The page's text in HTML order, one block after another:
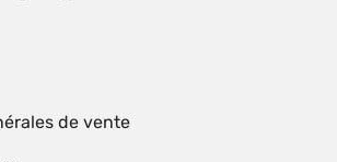
de vente